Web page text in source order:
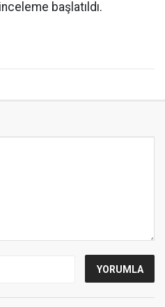
başlatıldı.